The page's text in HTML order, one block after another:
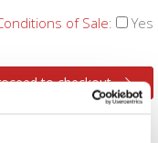
of Sale: Yes
to checkout